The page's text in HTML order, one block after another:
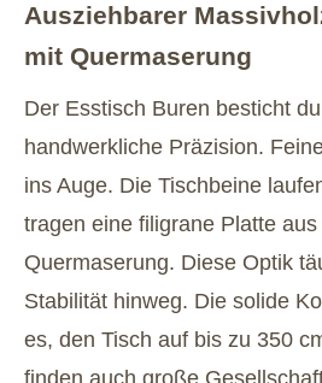
Ausziehbarer
mit Quermaserung
Der Esstisch Buren besticht
handwerkliche Präzision.
ins Auge. Die Tischbeine
tragen eine filigrane Platte
Quermaserung. Diese Optik
Stabilität hinweg. Die solide
es, den Tisch auf bis zu 350
finden auch große